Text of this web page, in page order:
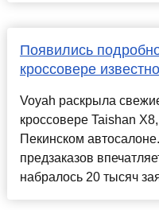
Появились
кроссовере
Voyah раскрыла
кроссовере Taishan
Пекинском
предзаказов
набралось 20 тысяч